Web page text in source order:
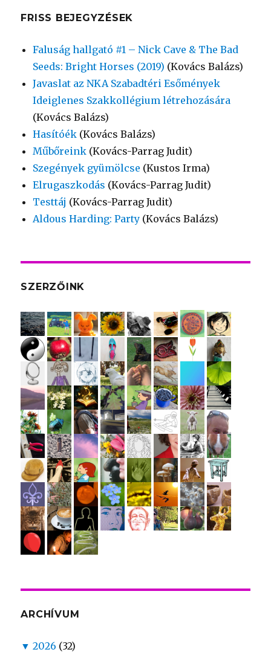
FRISS BEJEGYZÉSEK
Faluság hallgató #1 – Nick Cave & The Bad
Seeds: Bright Horses (2019) (Kovács Balázs)
Javaslat az NKA Szabadtéri Esőmények
Ideiglenes Szakkollégium létrehozására
(Kovács Balázs)
Hasítóék (Kovács Balázs)
Műbőreink (Kovács-Parrag Judit)
Szegények gyümölcse (Kustos Irma)
Elrugaszkodás (Kovács-Parrag Judit)
Testtáj (Kovács-Parrag Judit)
Aldous Harding: Party (Kovács Balázs)
SZERZŐINK
ARCHÍVUM
▼ 2026 (32)